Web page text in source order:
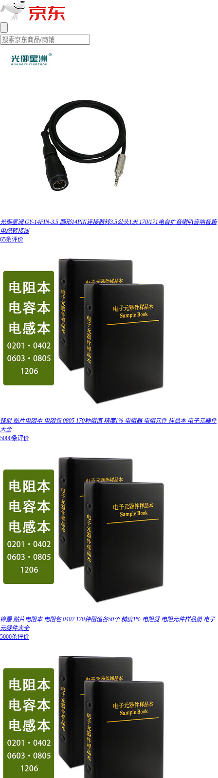
光御星洲 GY-14PIN-3.5 圆形14PIN连接器转3.5公头1米 170/171电台扩音喇叭音响音箱
电缆转接线
65条评价
锋爵 贴片电阻本 电阻包 0805 170种阻值 精度1% 电阻器 电阻元件 样品本 电子元器件
大全
5000条评价
锋爵 贴片电阻本 电阻包 0402 170种阻值各50个 精度1% 电阻器 电阻元件样品册 电子
元器件大全
5000条评价